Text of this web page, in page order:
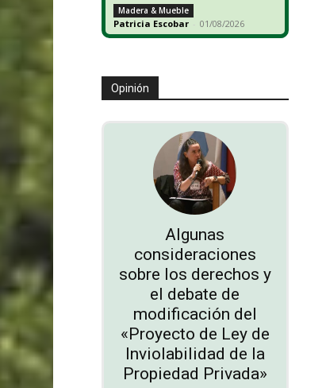
Madera & Mueble
Patricia Escobar - 01/08/2026
Opinión
Algunas
consideraciones
sobre los derechos y
el debate de
modificación del
«Proyecto de Ley de
Inviolabilidad de la
Propiedad Privada»